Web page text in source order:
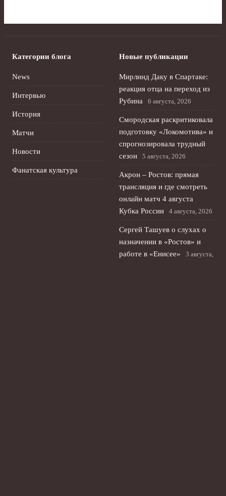
Категории блога
News
Интервью
История
Матчи
Новости
Фанатская культура
Новые публикации
Мирлинд Даку в Спартаке:
реакция отца на переход из
Рубина
6 августа, 2026
Смородская раскритиковала
подготовку «Локомотива» и
спрогнозировала трудный
сезон
5 августа, 2026
Акрон – Ростов: прямая
трансляция и где смотреть
онлайн матч 4 августа
Кубка России
4 августа, 2026
Сергей Ташуев о слухах о
назначении в «Ростов» и
работе в «Енисее»
3 августа,